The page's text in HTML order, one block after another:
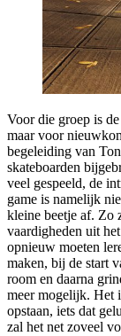
Voor die groep is
maar voor
begeleiding van
skateboarden
veel gespeeld, de
game is namelijk
kleine beetje af. Zo
vaardigheden uit
opnieuw moeten
maken, bij de start
room en daarna
meer mogelijk. Het
opstaan, iets dat
zal het net zoveel